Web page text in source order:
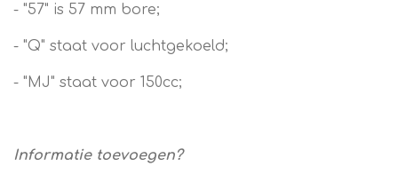
- "57" is 57 mm bore;
- "Q" staat voor luchtgekoeld;
- "MJ" staat voor 150cc;
Informatie toevoegen?